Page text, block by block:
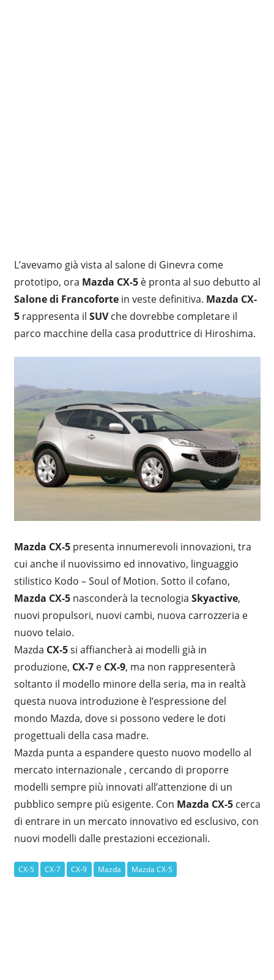
L’avevamo già vista al salone di Ginevra come
prototipo, ora Mazda CX-5è pronta al suo debutto al
Salone di Francofortein veste definitiva. Mazda CX-
5rappresenta il SUVche dovrebbe completare il
parco macchine della casa produttrice di Hiroshima.
Mazda CX-5presenta innumerevoli innovazioni, tra
cui anche il nuovissimo ed innovativo, linguaggio
stilistico Kodo – Soul of Motion. Sotto il cofano,
Mazda CX-5nasconderà la tecnologia Skyactive,
nuovi propulsori, nuovi cambi, nuova carrozzeria e
nuovo telaio.
Mazda CX-5si affiancherà ai modelli già in
produzione, CX-7 eCX-9, ma non rappresenterà
soltanto il modello minore della seria, ma in realtà
questa nuova introduzione è l’espressione del
mondo Mazda, dove si possono vedere le doti
progettuali della casa madre.
Mazda punta a espandere questo nuovo modello al
mercato internazionale , cercando di proporre
modelli sempre più innovati all’attenzione di un
pubblico sempre più esigente. Con Mazda CX-5cerca
di entrare in un mercato innovativo ed esclusivo, con
nuovi modelli dalle prestazioni eccezionali.
CX-5 CX-7 CX-9 Mazda Mazda CX-5